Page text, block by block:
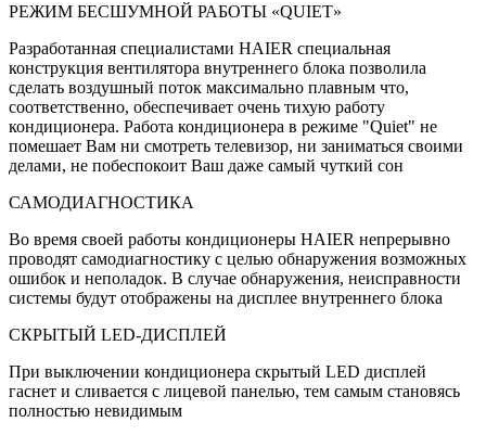
РЕЖИМ БЕСШУМНОЙ РАБОТЫ «QUIET»
Разработанная специалистами HAIER специальная
конструкция вентилятора внутреннего блока позволила
сделать воздушный поток максимально плавным что,
соответственно, обеспечивает очень тихую работу
кондиционера. Работа кондиционера в режиме "Quiet" не
помешает Вам ни смотреть телевизор, ни заниматься своими
делами, не побеспокоит Ваш даже самый чуткий сон
САМОДИАГНОСТИКА
Во время своей работы кондиционеры HAIER непрерывно
проводят самодиагностику с целью обнаружения возможных
ошибок и неполадок. В случае обнаружения, неисправности
системы будут отображены на дисплее внутреннего блока
СКРЫТЫЙ LED-ДИСПЛЕЙ
При выключении кондиционера скрытый LED дисплей
гаснет и сливается с лицевой панелью, тем самым становясь
полностью невидимым